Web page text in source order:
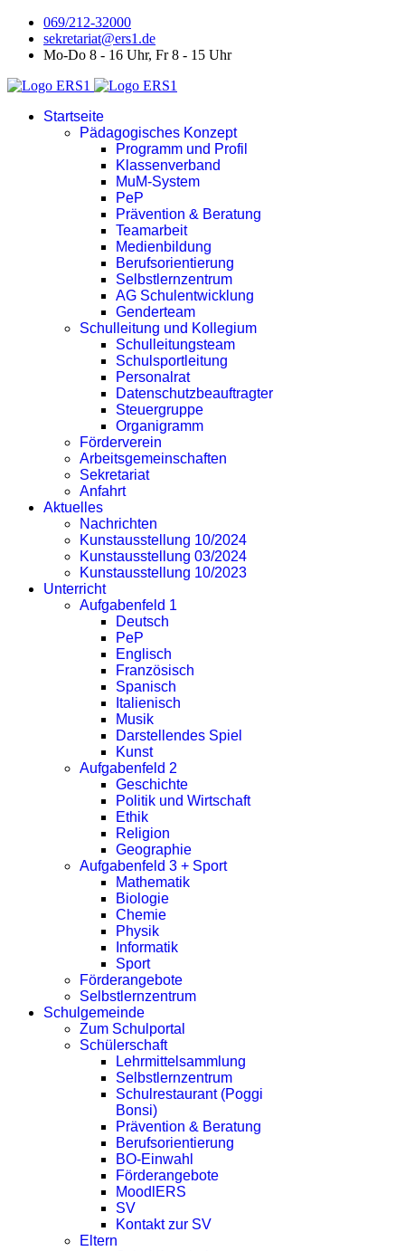
069/212-32000
sekretariat@ers1.de
Mo-Do 8 - 16 Uhr, Fr 8 - 15 Uhr
Startseite
Pädagogisches Konzept
Programm und Profil
Klassenverband
MuM-System
PeP
Prävention & Beratung
Teamarbeit
Medienbildung
Berufsorientierung
Selbstlernzentrum
AG Schulentwicklung
Genderteam
Schulleitung und Kollegium
Schulleitungsteam
Schulsportleitung
Personalrat
Datenschutzbeauftragter
Steuergruppe
Organigramm
Förderverein
Arbeitsgemeinschaften
Sekretariat
Anfahrt
Aktuelles
Nachrichten
Kunstausstellung 10/2024
Kunstausstellung 03/2024
Kunstausstellung 10/2023
Unterricht
Aufgabenfeld 1
Deutsch
PeP
Englisch
Französisch
Spanisch
Italienisch
Musik
Darstellendes Spiel
Kunst
Aufgabenfeld 2
Geschichte
Politik und Wirtschaft
Ethik
Religion
Geographie
Aufgabenfeld 3 + Sport
Mathematik
Biologie
Chemie
Physik
Informatik
Sport
Förderangebote
Selbstlernzentrum
Schulgemeinde
Zum Schulportal
Schülerschaft
Lehrmittelsammlung
Selbstlernzentrum
Schulrestaurant (Poggi
Bonsi)
Prävention & Beratung
Berufsorientierung
BO-Einwahl
Förderangebote
MoodlERS
SV
Kontakt zur SV
Eltern